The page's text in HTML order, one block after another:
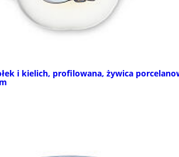
i kielich, profilowana, żywica